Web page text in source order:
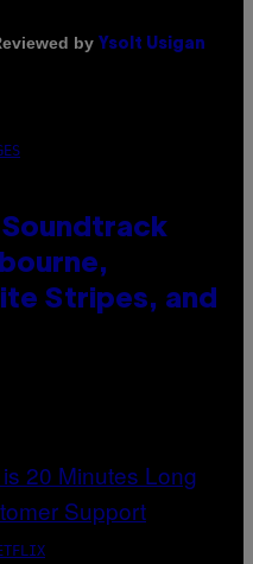
by Ysolt Usigan
Soundtrack
Stripes, and